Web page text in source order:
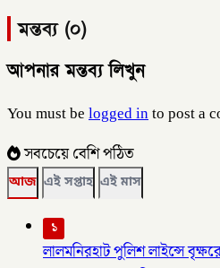
মন্তব্য (০)
আপনার মন্তব্য লিখুন
You must belogged into post a
সবচেয়ে বেশি পঠিত
আজ এই সপ্তাহ এই মাস
১
লালমনিরহাট পুলিশ লাইন্সে